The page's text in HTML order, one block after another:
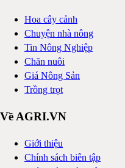
Hoa cây cảnh
Chuyện nhà nông
Tin Nông Nghiệp
Chăn nuôi
Giá Nông Sản
Trồng trọt
Về AGRI.VN
Giới thiệu
Chính sách biên tập